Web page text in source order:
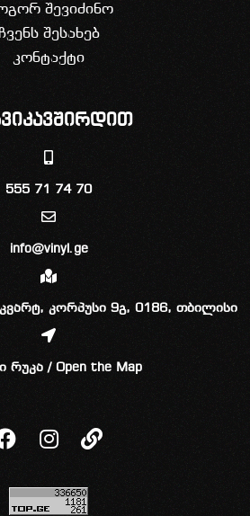
შევიძინო
შესახებ
კონტაქტი
555 71 74 70
info@vinyl.ge
კორპუსი 9გ, 0186, თბილისი
რუკა / Open the Map